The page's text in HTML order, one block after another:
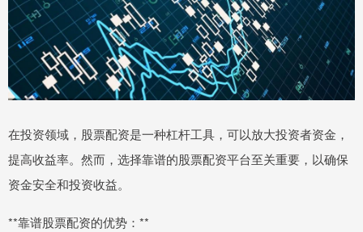
在投资领域，股票配资是一种杠杆工具，可以放大投资者资金，
提高收益率。然而，选择靠谱的股票配资平台至关重要，以确保
资金安全和投资收益。
**靠谱股票配资的优势：**